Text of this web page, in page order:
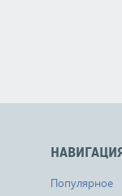
Популярное